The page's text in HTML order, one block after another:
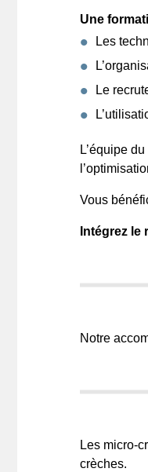
Une
Les
Le
L’équipe
Vous
Intégrez le
Notre
Les micro-
crèches.